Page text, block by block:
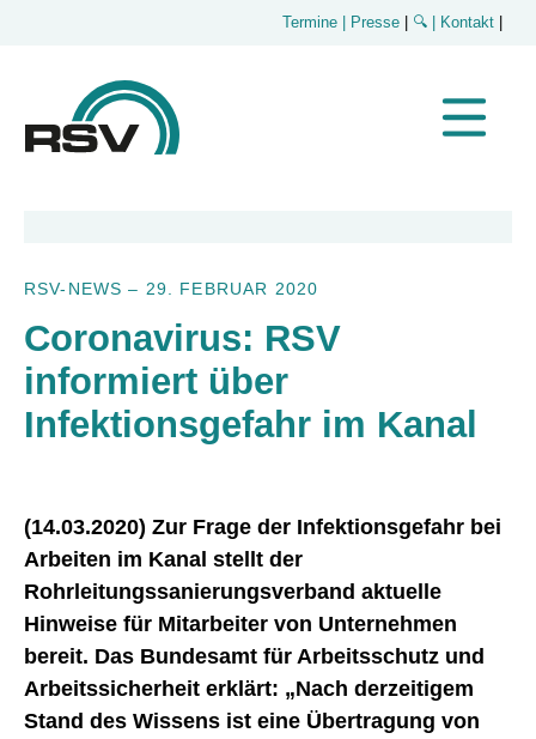
Termine | Presse 🔍 | Kontakt
RSV-NEWS – 29. FEBRUAR 2020
Coronavirus: RSV
informiert über
Infektionsgefahr im Kanal
(14.03.2020) Zur Frage der Infektionsgefahr bei
Arbeiten im Kanal stellt der
Rohrleitungssanierungsverband aktuelle
Hinweise für Mitarbeiter von Unternehmen
bereit. Das Bundesamt für Arbeitsschutz und
Arbeitssicherheit erklärt: „Nach derzeitigem
Stand des Wissens ist eine Übertragung von